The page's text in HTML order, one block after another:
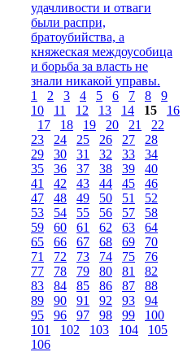
удачливости и отваги
были распри,
братоубийства, а
княжеская междоусобица
и борьба за власть не
знали никакой управы.
1
2 3 4 5 6 7 8
9
10
11 12 13 14 15
16
17
18 19 20 21
22
23
24 25 26 27
28
29
30 31 32 33
34
35
36 37 38 39
40
41
42 43 44 45
46
47
48 49 50 51
52
53
54 55 56 57
58
59
60 61 62 63
64
65
66 67 68 69
70
71
72 73 74 75
76
77
78 79 80 81
82
83
84 85 86 87
88
89
90 91 92 93
94
95
96 97 98 99
100
101
102 103 104
105
106